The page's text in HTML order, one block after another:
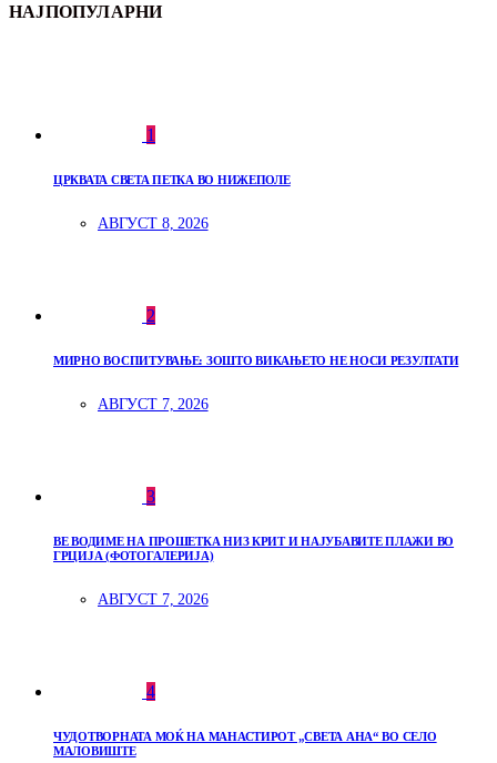
НАЈПОПУЛАРНИ
1
ЦРКВАТА СВЕТА ПЕТКА ВО НИЖЕПОЛЕ
АВГУСТ 8, 2026
2
МИРНО ВОСПИТУВАЊЕ: ЗОШТО ВИКАЊЕТО НЕ НОСИ РЕЗУЛТАТИ
АВГУСТ 7, 2026
3
ВЕ ВОДИМЕ НА ПРОШЕТКА НИЗ КРИТ И НАЈУБАВИТЕ ПЛАЖИ ВО
ГРЦИЈА (ФОТОГАЛЕРИЈА)
АВГУСТ 7, 2026
4
ЧУДОТВОРНАТА МОЌ НА МАНАСТИРОТ „СВЕТА АНА“ ВО СЕЛО
МАЛОВИШТЕ